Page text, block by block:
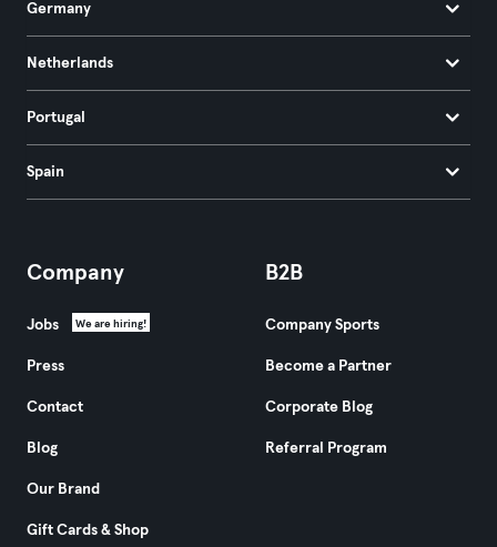
Germany
Netherlands
Portugal
Spain
Company
Jobs We are hiring!
Press
Contact
Blog
Our Brand
Gift Cards & Shop
B2B
Company Sports
Become a Partner
Corporate Blog
Referral Program